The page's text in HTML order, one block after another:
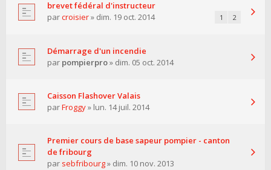
brevet fédéral d'instructeur
parcroisier» dim. 19 oct. 2014 1 2
Démarrage d'un incendie
par pompierpro» dim. 05 oct. 2014
Caisson Flashover Valais
parFroggy» lun. 14 juil. 2014
Premier cours de base sapeur pompier - canton
de fribourg
par sebfribourg» dim. 10 nov. 2013